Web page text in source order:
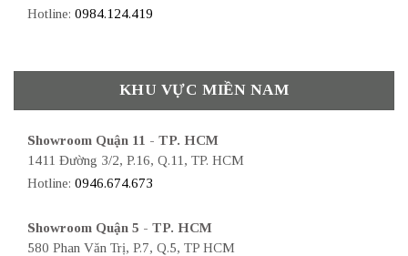
Hotline: 0984.124.419
KHU VỰC MIỀN NAM
Showroom Quận 11 - TP. HCM
1411 Đường 3/2, P.16, Q.11, TP. HCM
Hotline: 0946.674.673
Showroom Quận 5 - TP. HCM
580 Phan Văn Trị, P.7, Q.5, TP HCM